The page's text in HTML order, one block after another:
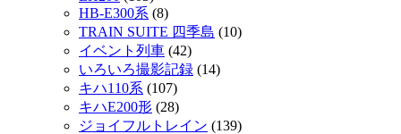
HB-E300系 (8)
TRAIN SUITE 四季島 (10)
イベント列車 (42)
いろいろ撮影記録 (14)
キハ110系 (107)
キハE200形 (28)
ジョイフルトレイン (139)